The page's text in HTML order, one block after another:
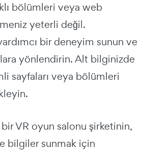
bölümleri veya web
yeterli değil.
yardımcı bir deneyim sunun ve
yönlendirin. Alt bilginizde
sayfaları veya bölümleri
VR oyun salonu şirketinin,
bilgiler sunmak için